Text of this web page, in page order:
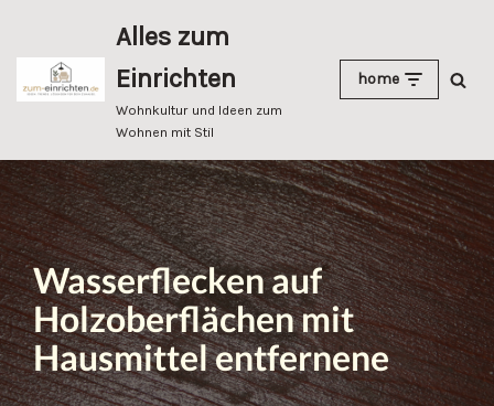
Zum
Inhalt
Alles zum
Einrichten
Wohnkultur und Ideen zum
Wohnen mit Stil
home
Wasserflecken auf
Holzoberflächen mit
Hausmittel entfernene